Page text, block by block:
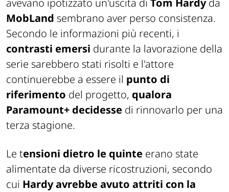
avevano ipotizzato un'uscita di Tom Hardyda
MobLand sembrano aver perso consistenza.
Secondo le informazioni più recenti, i
contrasti emersi durante la lavorazione della
serie sarebbero stati risolti e l'attore
continuerebbe a essere il punto di
riferimento del progetto, qualora
Paramount+ decidesse di rinnovarlo per una
terza stagione.
Le tensioni dietro le quinte erano state
alimentate da diverse ricostruzioni, secondo
cui Hardy avrebbe avuto attriti con la